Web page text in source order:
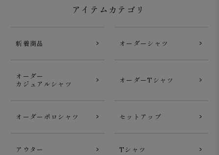
アイテムカテゴリ
新着商品 オーダーシャツ
オーダー
カジュアルシャツ
オーダーTシャツ
オーダーポロシャツ セットアップ
アウター Tシャツ